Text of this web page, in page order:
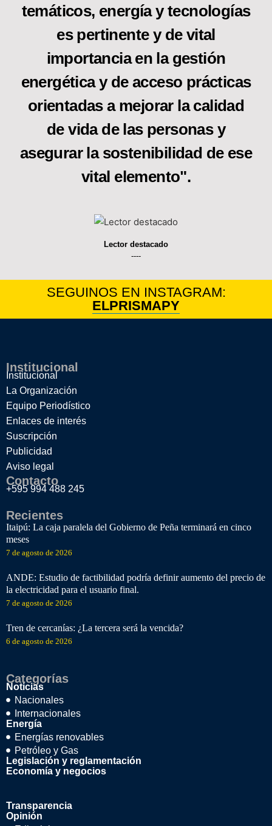
temáticos, energía y tecnologías
es pertinente y de vital
importancia en la gestión
energética y de acceso prácticas
orientadas a mejorar la calidad
de vida de las personas y
asegurar la sostenibilidad de ese
vital elemento".
Lector destacado
----
SEGUINOS EN INSTAGRAM:
ELPRISMAPY
Institucional
Institucional
La Organización
Equipo Periodístico
Enlaces de interés
Suscripción
Publicidad
Aviso legal
Contacto
+595 994 488 245
Recientes
Itaipú: La caja paralela del Gobierno de Peña terminará en cinco
meses
7 de agosto de 2026
ANDE: Estudio de factibilidad podría definir aumento del precio de
la electricidad para el usuario final.
7 de agosto de 2026
Tren de cercanías: ¿La tercera será la vencida?
6 de agosto de 2026
Categorías
Noticias
Nacionales
Internacionales
Energía
Energías renovables
Petróleo y Gas
Legislación y reglamentación
Economía y negocios
Transparencia
Opinión